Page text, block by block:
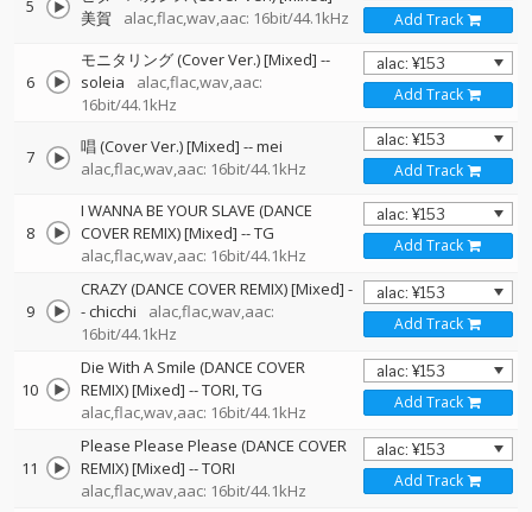
5
美賀
alac,flac,wav,aac: 16bit/44.1kHz Add Track
6
モニタリング (Cover Ver.) [Mixed] --
soleia
alac,flac,wav,aac:
16bit/44.1kHz
Add Track
7 唱 (Cover Ver.) [Mixed] --mei
alac,flac,wav,aac: 16bit/44.1kHz
Add Track
8
I WANNA BE YOUR SLAVE (DANCE
COVER REMIX) [Mixed] --TG
alac,flac,wav,aac: 16bit/44.1kHz
Add Track
9
CRAZY (DANCE COVER REMIX) [Mixed] -
-chicchi
alac,flac,wav,aac:
16bit/44.1kHz
Add Track
10
Die With A Smile (DANCE COVER
REMIX) [Mixed] --TORI TG
alac,flac,wav,aac: 16bit/44.1kHz
Add Track
11
Please Please Please (DANCE COVER
REMIX) [Mixed] --TORI
alac,flac,wav,aac: 16bit/44.1kHz
Add Track